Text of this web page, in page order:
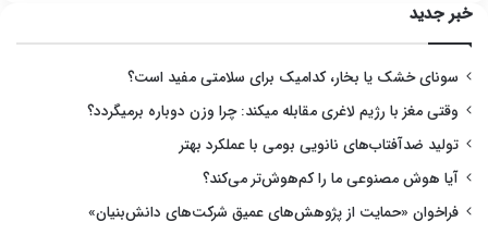
خبر جدید
سونای خشک یا بخار، کدامیک برای سلامتی مفید است؟
وقتی مغز با رژیم لاغری مقابله میکند: چرا وزن دوباره برمیگردد؟
تولید ضدآفتاب‌های نانویی بومی با عملکرد بهتر
آیا هوش مصنوعی ما را کم‌هوش‌تر می‌کند؟
فراخوان «حمایت از پژوهش‌های عمیق شرکت‌های دانش‌بنیان»